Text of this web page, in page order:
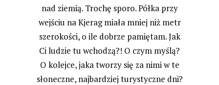
nad ziemią. Trochę sporo. Półka przy
wejściu na Kjerag miała mniej niż metr
szerokości, o ile dobrze pamiętam. Jak
Ci ludzie tu wchodzą?! O czym myślą?
O kolejce, jaka tworzy się za nimi w te
słoneczne, najbardziej turystyczne dni?